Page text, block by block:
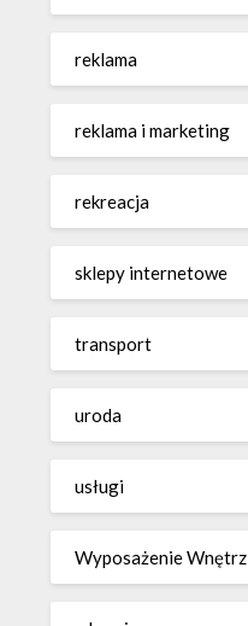
reklama
reklama i marketing
rekreacja
sklepy internetowe
transport
uroda
usługi
Wyposażenie Wnętrz